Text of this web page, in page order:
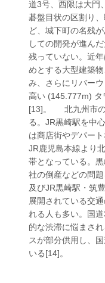
道3号、西限は大門
碁盤目状の区割り
ど、城下町の名残
しての開発が進ん
残っていない。近
めとする大型建築
み、さらにリバー
高い (145.777m) タ
[13]。 北九州市の
る。JR黒崎駅を中
は商店街やデパー
JR鹿児島本線より
帯となっている。
社の倒産などの問
及びJR黒崎駅・筑
展開されている交
れる人も多い。国
的な渋滞に悩まさ
スが部分供用し、
いる[14]。